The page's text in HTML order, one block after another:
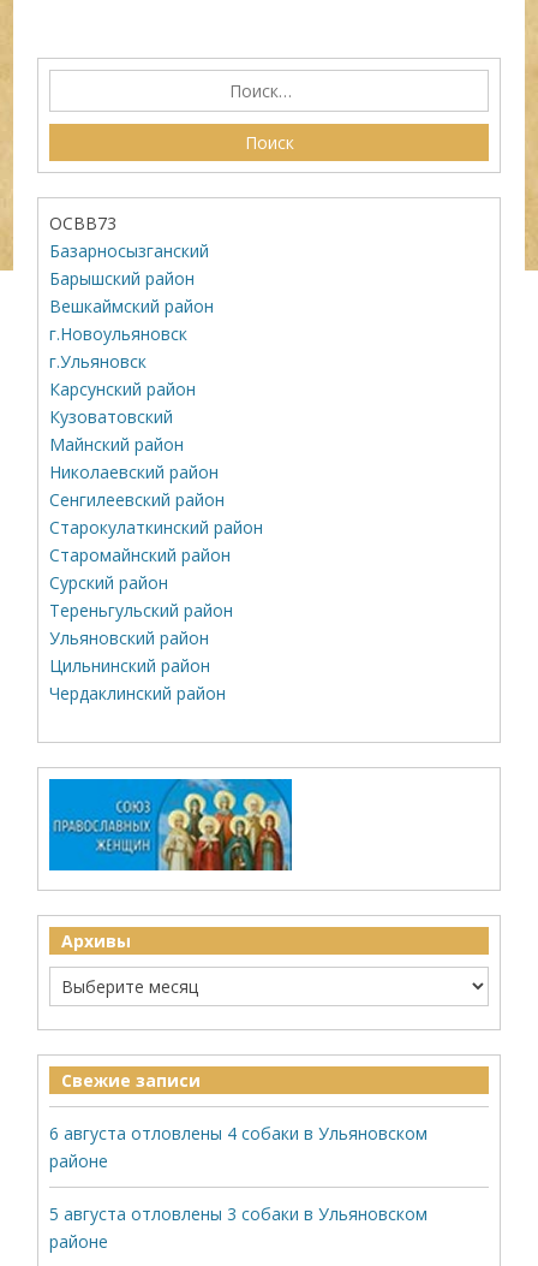
ОСВВ73
Базарносызганский
Барышский район
Вешкаймский район
г.Новоульяновск
г.Ульяновск
Карсунский район
Кузоватовский
Майнский район
Николаевский район
Сенгилеевский район
Старокулаткинский район
Старомайнский район
Сурский район
Тереньгульский район
Ульяновский район
Цильнинский район
Чердаклинский район
Архивы
Свежие записи
6 августа отловлены 4 собаки в Ульяновском
районе
5 августа отловлены 3 собаки в Ульяновском
районе